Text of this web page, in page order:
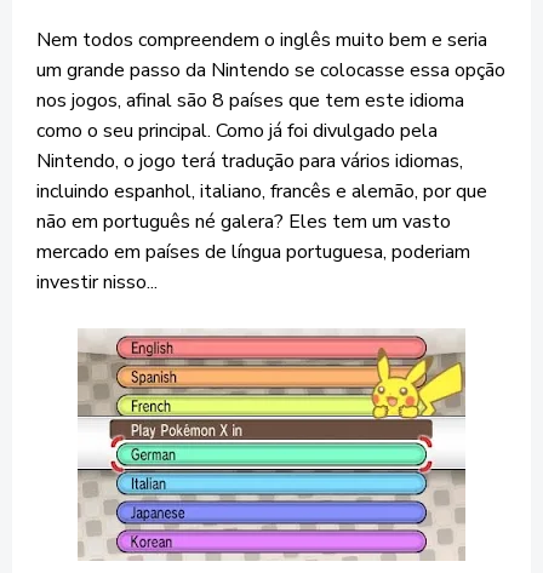
Nem todos compreendem o inglês muito bem e seria
um grande passo da Nintendo se colocasse essa opção
nos jogos, afinal são 8 países que tem este idioma
como o seu principal. Como já foi divulgado pela
Nintendo, o jogo terá tradução para vários idiomas,
incluindo espanhol, italiano, francês e alemão, por que
não em português né galera? Eles tem um vasto
mercado em países de língua portuguesa, poderiam
investir nisso...